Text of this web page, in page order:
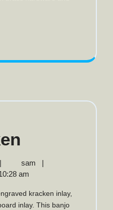
Kracken
| sam
The
|
am
inlay. This banjo